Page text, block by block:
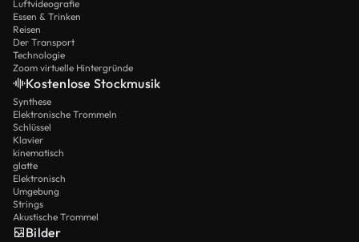
Luftvideografie
Essen & Trinken
Reisen
Der Transport
Technologie
Zoom virtuelle Hintergründe
Kostenlose Stockmusik
Synthese
Elektronische Trommeln
Schlüssel
Klavier
kinematisch
glatte
Elektronisch
Umgebung
Strings
Akustische Trommel
Bilder